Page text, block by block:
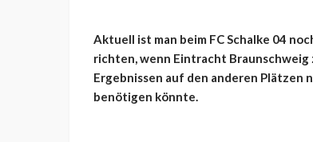
Aktuell ist man beim FC Schalke 04
richten, wenn Eintracht
Ergebnissen auf den anderen Plätzen
benötigen könnte.